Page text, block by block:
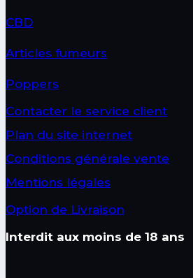
CBD
Articles fumeurs
Poppers
Contacter le service client
Plan du site internet
Conditions générale vente
Mentions légales
Option de Livraison
Interdit aux moins de 18 ans